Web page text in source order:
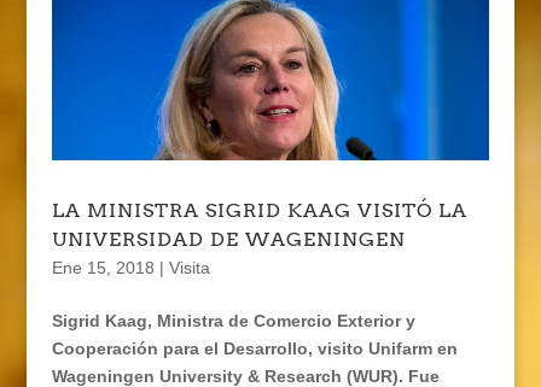
LA MINISTRA SIGRID KAAG VISITÓ LA
UNIVERSIDAD DE WAGENINGEN
Ene 15, 2018 | Visita
Sigrid Kaag, Ministra de Comercio Exterior y
Cooperación para el Desarrollo, visito Unifarm en
Wageningen University & Research (WUR). Fue